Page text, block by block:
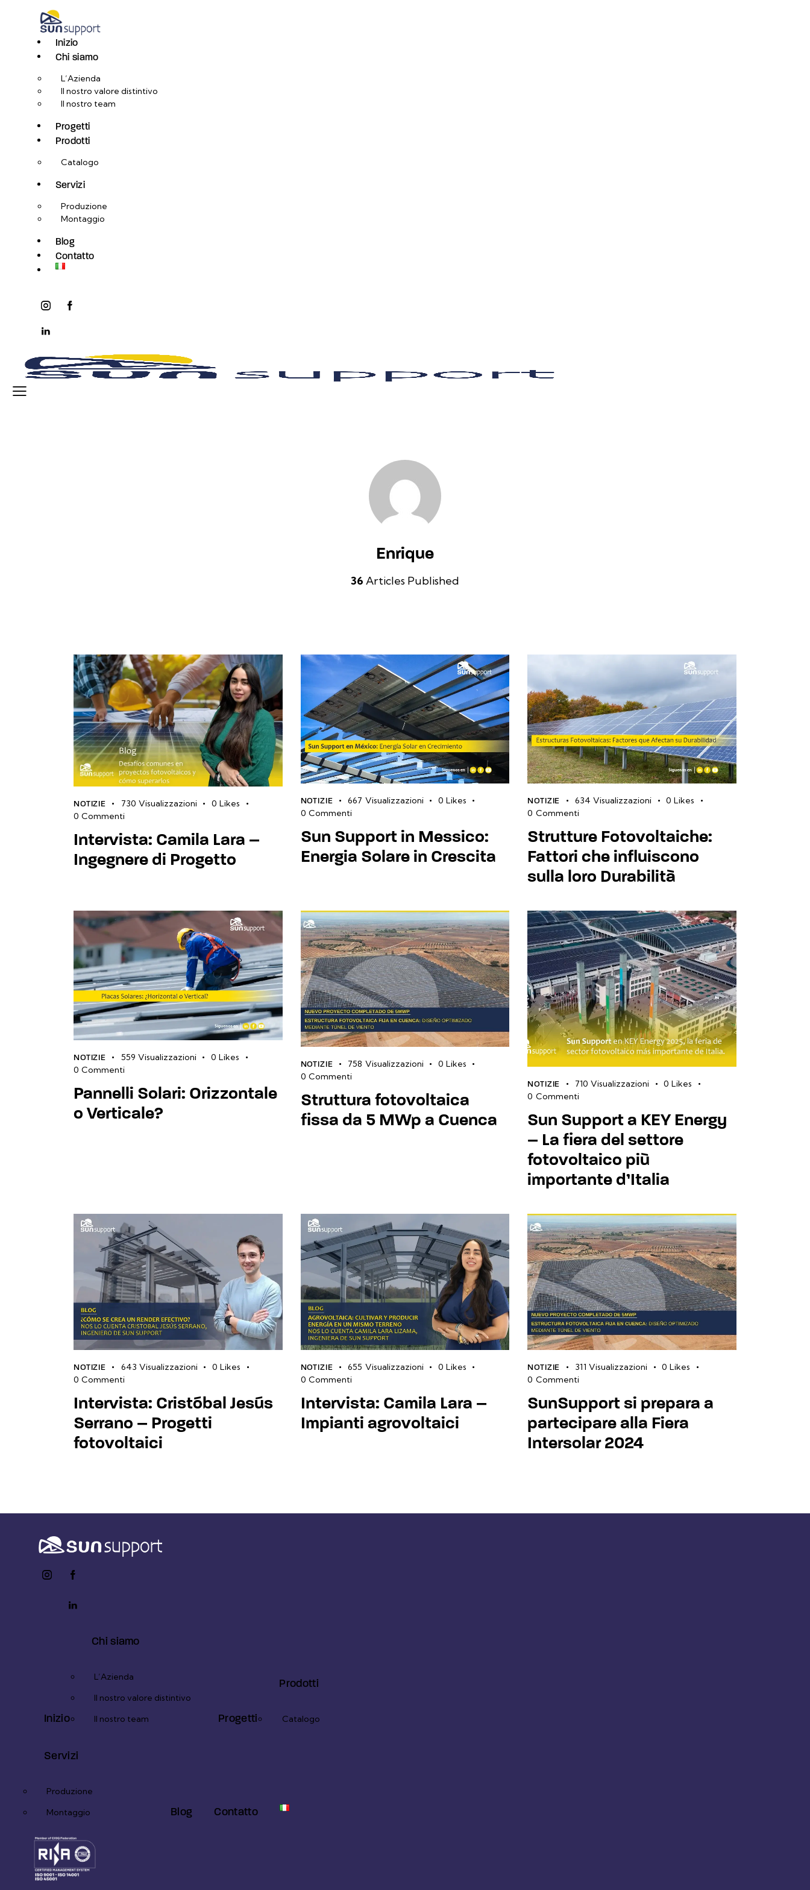
Inizio
Chi siamo
L’Azienda
Il nostro valore distintivo
Il nostro team
Progetti
Prodotti
Catalogo
Servizi
Produzione
Montaggio
Blog
Contatto
instagramfacebook-
linkedin
Enrique
36 Articles Published
NOTIZIE 730 Visualizzazioni 0 Likes
0 Commenti
Intervista: Camila Lara –
Ingegnere di Progetto
NOTIZIE 667 Visualizzazioni 0 Likes
0 Commenti
Sun Support in Messico:
Energia Solare in Crescita
NOTIZIE 634 Visualizzazioni 0 Likes
0 Commenti
Strutture Fotovoltaiche:
Fattori che influiscono
sulla loro Durabilità
NOTIZIE 559 Visualizzazioni 0 Likes
0 Commenti
Pannelli Solari: Orizzontale
o Verticale?
NOTIZIE 758 Visualizzazioni 0 Likes
0 Commenti
Struttura fotovoltaica
fissa da 5 MWp a Cuenca
NOTIZIE 710 Visualizzazioni 0 Likes
0 Commenti
Sun Support a KEY Energy
– La fiera del settore
fotovoltaico più
importante d’Italia
NOTIZIE 643 Visualizzazioni 0 Likes
0 Commenti
Intervista: Cristóbal Jesús
Serrano – Progetti
fotovoltaici
NOTIZIE 655 Visualizzazioni 0 Likes
0 Commenti
Intervista: Camila Lara –
Impianti agrovoltaici
NOTIZIE 311 Visualizzazioni 0 Likes
0 Commenti
SunSupport si prepara a
partecipare alla Fiera
Intersolar 2024
instagramfacebook-
1
youtube2
linkedin
Inizio
Chi siamo
L’Azienda
Il nostro valore distintivo
Il nostro team
Progetti
Prodotti
Catalogo
Servizi
Produzione
Montaggio
Blog Contatto